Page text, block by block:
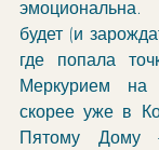
будет (и
где попала
Меркурием
скорее уже в
Пятому Дому